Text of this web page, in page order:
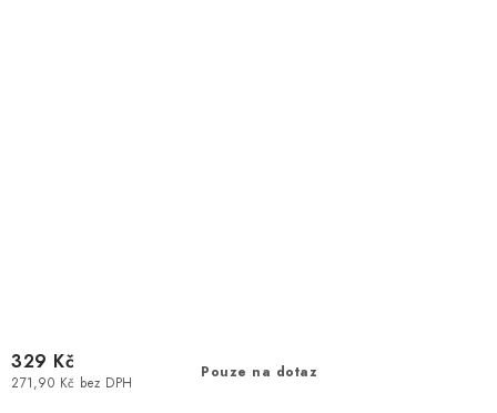
Pouze na dotaz
271,90 Kč bez DPH
329 Kč